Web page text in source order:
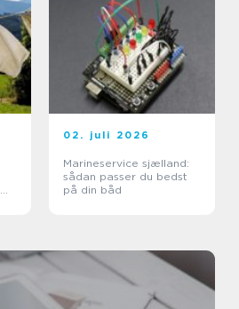
02. juli 2026
Marineservice sjælland:
sådan passer du bedst
på din båd